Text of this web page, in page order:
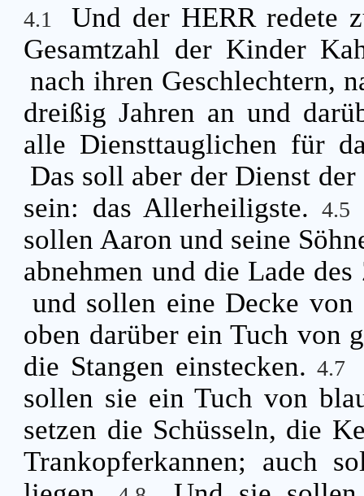
4.1
Und der HERR redete
Gesamtzahl der Kinder
nach ihren Geschlechtern,
dreißig Jahren an und
alle Diensttauglichen für
Das soll aber der Dienst
sein: das Allerheiligste.4.5
sollen Aaron und seine
abnehmen und die Lade
und sollen eine Decke von
oben darüber ein Tuch von
die Stangen einstecken.4.7
sollen sie ein Tuch von
setzen die Schüsseln, die
Trankopferkannen; auch